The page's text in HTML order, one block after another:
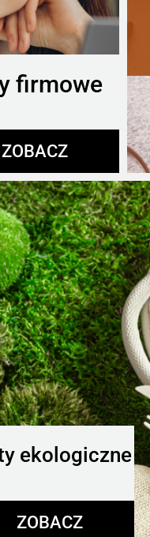
firmowe
ZOBACZ
ekologiczne
ZOBACZ